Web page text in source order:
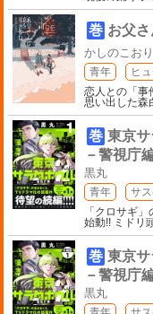
巻 お父
かしのこおり
青年
ヒ
恋人との「事
思い出した森
巻 東京
－警視庁
黒丸
青年
サ
「クロサギ
始動!! ミドリ
巻 東京
－警視庁
黒丸